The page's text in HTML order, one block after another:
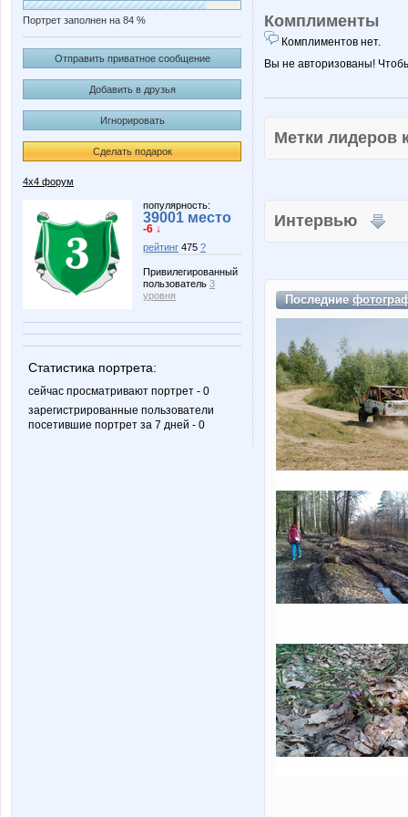
Портрет заполнен на 84 %
Отправить приватное сообщение
Добавить в друзья
Игнорировать
Сделать подарок
4х4 форум
популярность:
39001 место
-6 ↓
рейтинг 475 ?
Привилегированный
пользователь 3
уровня
Статистика портрета:
сейчас просматривают портрет - 0
зарегистрированные пользователи
посетившие портрет за 7 дней - 0
Комплименты
Комплиментов нет.
Вы не авторизованы!
Метки
Интервью
Последние